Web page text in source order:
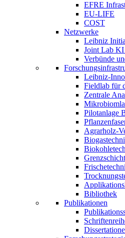
EFRE
EU-LIFE
COST
Netzwerke
Leibniz
Joint Lab
Verbünde
Leibniz-
Fieldlab für
Zentrale
Pilotanlage
Agrarholz-
Bibliothek
Publikationen